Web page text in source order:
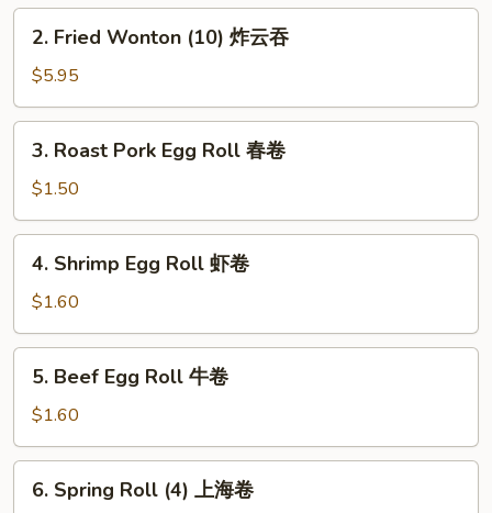
蟹
Fried
Wonton
(10)
炸
2. Fried Wonton (10) 炸云吞
$5.95
Roast
Pork
Egg
Roll
3. Roast Pork Egg Roll 春卷
$1.50
Shrimp
Egg
Roll
虾
4. Shrimp Egg Roll 虾卷
$1.60
Beef
Egg
Roll
牛
5. Beef Egg Roll 牛卷
$1.60
Spring
6. Spring Roll (4) 上海卷